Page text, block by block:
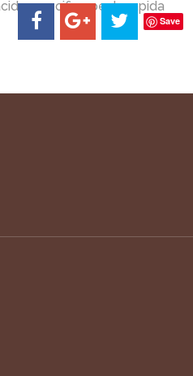
specifico per la rapida
Save